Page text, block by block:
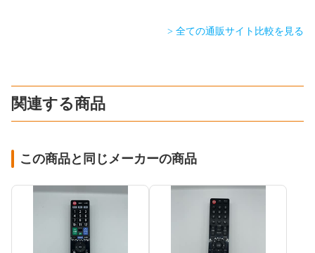
> 全ての通販サイト比較を見る
関連する商品
この商品と同じメーカーの商品